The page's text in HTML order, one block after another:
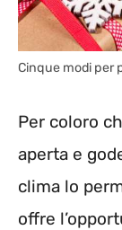
Cinque modi per
Per coloro
aperta e
clima lo
offre